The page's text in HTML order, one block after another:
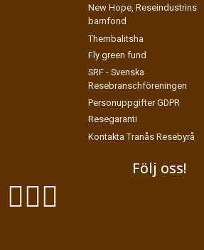
New Hope, Reseindustrins
barnfond
Thembalitsha
Fly green fund
SRF - Svenska
Resebranschföreningen
Personuppgifter GDPR
Resegaranti
Kontakta Tranås Resebyrå
Följ oss!